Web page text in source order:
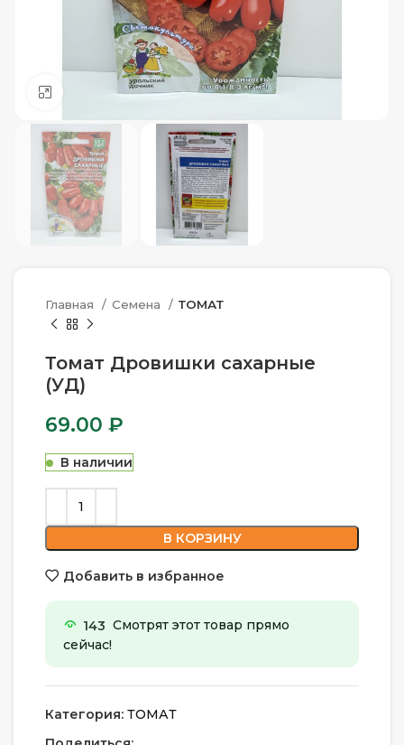
Нажмите, чтобы увеличить
Главная Семена ТОМАТ
Томат Дровишки сахарные
(УД)
69.00 ₽
В наличии
В КОРЗИНУ
Добавить в избранное
143 Смотрят этот товар прямо
сейчас!
Категория: ТОМАТ